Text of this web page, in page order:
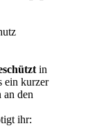
in
ein kurzer
an den
ihr: